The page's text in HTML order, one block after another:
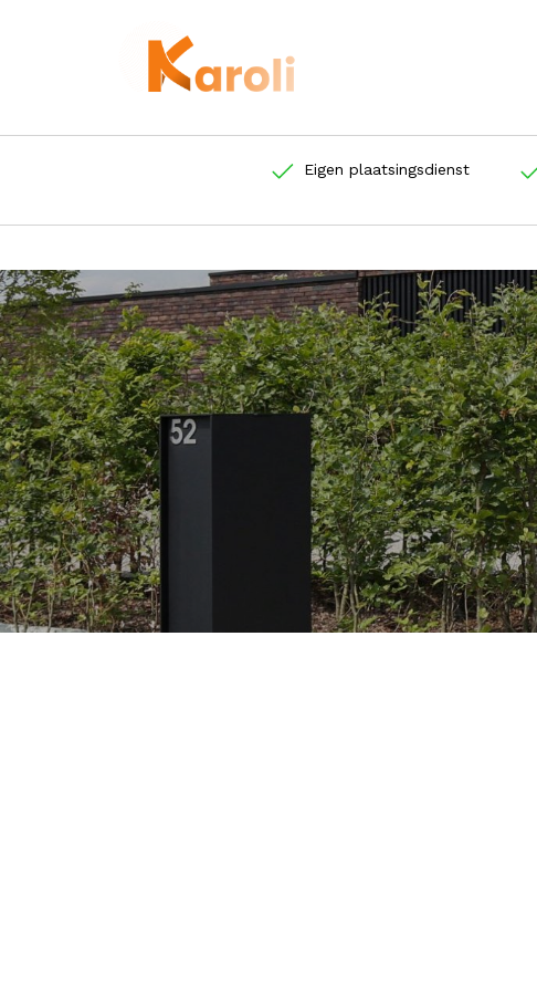
Eigen plaatsingsdienst